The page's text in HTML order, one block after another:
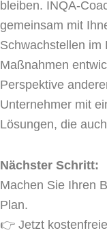
bleiben. INQA-
gemeinsam mit
Schwachstellen im
Maßnahmen
Perspektive
Unternehmer mit
Lösungen, die
Nächster Schritt:
Machen Sie Ihren
Plan.
👉 Jetzt